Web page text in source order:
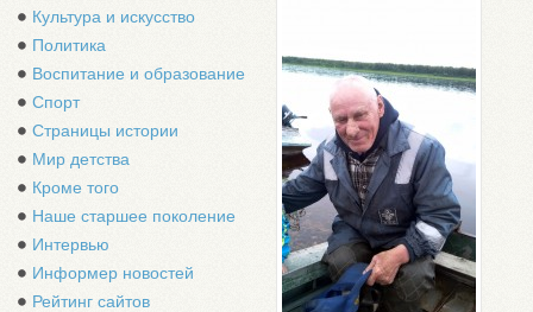
Культура и искусство
Политика
Воспитание и образование
Спорт
Страницы истории
Мир детства
Кроме того
Наше старшее поколение
Интервью
Информер новостей
Рейтинг сайтов